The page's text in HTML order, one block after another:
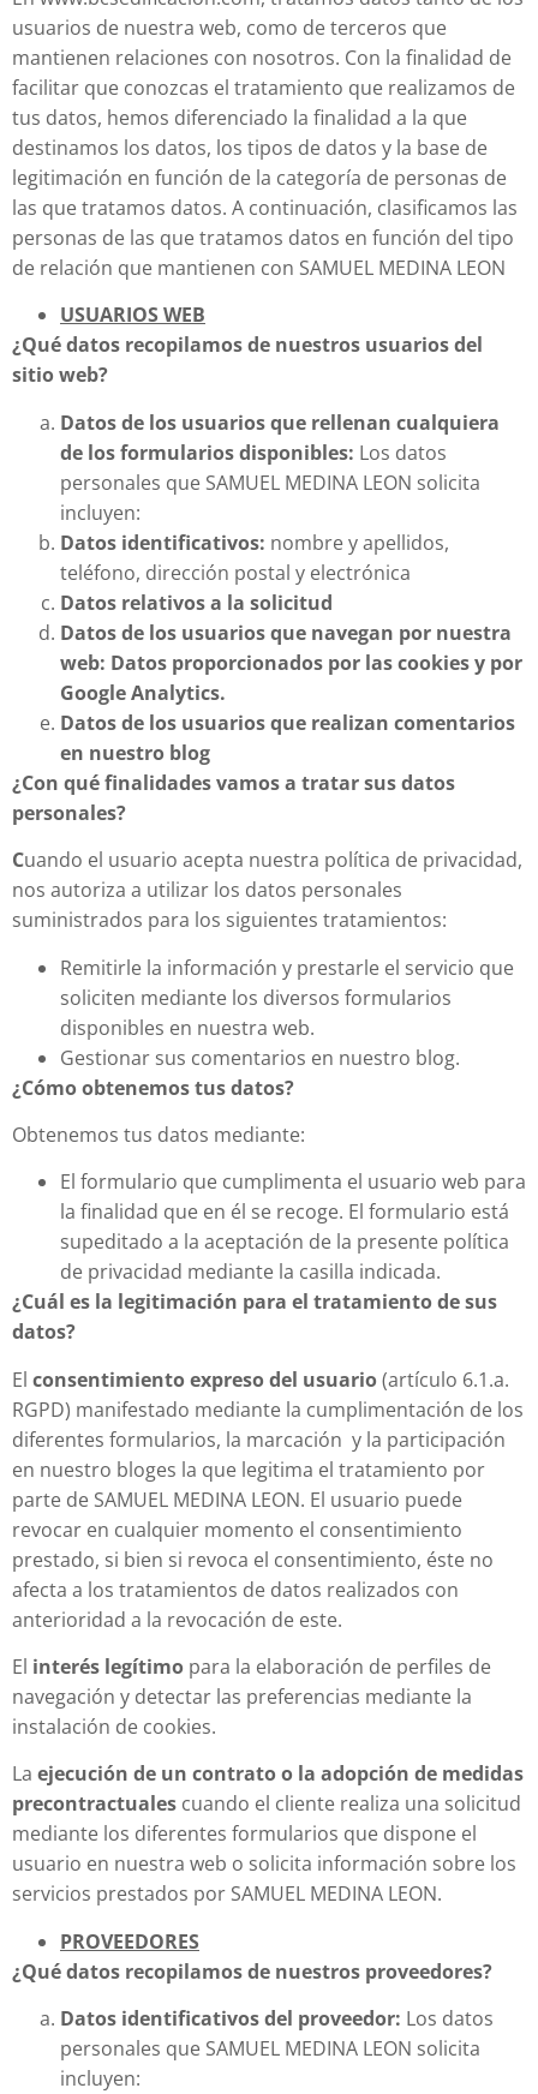
usuarios de nuestra web, como de terceros que
mantienen relaciones con nosotros. Con la finalidad de
facilitar que conozcas el tratamiento que realizamos de
tus datos, hemos diferenciado la finalidad a la que
destinamos los datos, los tipos de datos y la base de
legitimación en función de la categoría de personas de
las que tratamos datos. A continuación, clasificamos las
personas de las que tratamos datos en función del tipo
de relación que mantienen con SAMUEL MEDINA LEON
USUARIOS WEB
¿Qué datos recopilamos de nuestros usuarios del
sitio web?
Datos de los usuarios que rellenan cualquiera
de los formularios disponibles: Los datos
personales que SAMUEL MEDINA LEON solicita
incluyen:
Datos identificativos: nombre y apellidos,
teléfono, dirección postal y electrónica
Datos relativos a la solicitud
Datos de los usuarios que navegan por nuestra
web: Datos proporcionados por las cookies y por
Google Analytics.
Datos de los usuarios que realizan comentarios
en nuestro blog
¿Con qué finalidades vamos a tratar sus datos
personales?
Cuando el usuario acepta nuestra política de privacidad,
nos autoriza a utilizar los datos personales
suministrados para los siguientes tratamientos:
Remitirle la información y prestarle el servicio que
soliciten mediante los diversos formularios
disponibles en nuestra web.
Gestionar sus comentarios en nuestro blog.
¿Cómo obtenemos tus datos?
Obtenemos tus datos mediante:
El formulario que cumplimenta el usuario web para
la finalidad que en él se recoge. El formulario está
supeditado a la aceptación de la presente política
de privacidad mediante la casilla indicada.
¿Cuál es la legitimación para el tratamiento de sus
datos?
El consentimiento expreso del usuario(artículo 6.1.a.
RGPD) manifestado mediante la cumplimentación de los
diferentes formularios, la marcación y la participación
en nuestro bloges la que legitima el tratamiento por
parte de SAMUEL MEDINA LEON. El usuario puede
revocar en cualquier momento el consentimiento
prestado, si bien si revoca el consentimiento, éste no
afecta a los tratamientos de datos realizados con
anterioridad a la revocación de este.
El interés legítimo para la elaboración de perfiles de
navegación y detectar las preferencias mediante la
instalación de cookies.
La ejecución de un contrato o la adopción de medidas
precontractuales cuando el cliente realiza una solicitud
mediante los diferentes formularios que dispone el
usuario en nuestra web o solicita información sobre los
servicios prestados por SAMUEL MEDINA LEON.
PROVEEDORES
¿Qué datos recopilamos de nuestros proveedores?
Datos identificativos del proveedor: Los datos
personales que SAMUEL MEDINA LEON solicita
incluyen: